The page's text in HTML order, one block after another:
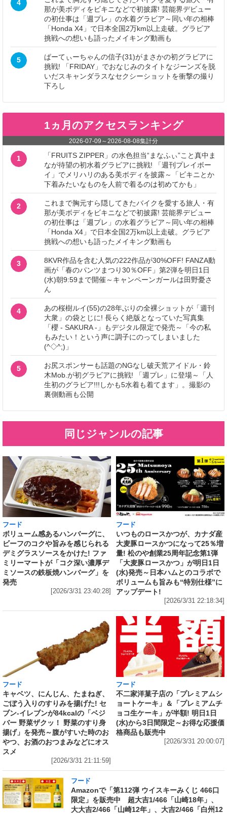
4
那が美ボディをビキニなどで初披露! 芸能界デビュー
の初仕事は「週プレ」の水着グラビア～同い年の相棒
「Honda X4」で日本全国2万km以上走破。グラビア
挑戦への想いも語ったメイキング動画も
5
ぱーてぃーちゃんの信子(31)がまさかの初グラビアに
挑戦! 「FRIDAY」でおなじみのタイトなジーンズを脱
いだスキャンダラスなセクシーショットを衝撃の撮り
下ろし
1ヵ月のアクセスランキング
2026-07-09 ～ 2026-08-08集計分
1
「FRUITS ZIPPER」の水色担当“まなふぃ”こと真中ま
なが待望の初水着グラビアに挑戦! 「週刊プレイボー
イ」でメリハリのある美ボディを披露～「ビキニとか
下着みたいなものを人前で着るのは初めてかも」
2
これまで胸元すら隠してきたバイクを愛する旅人・有
那が美ボディをビキニなどで初披露! 芸能界デビュー
の初仕事は「週プレ」の水着グラビア～同い年の相棒
「Honda X4」で日本全国2万km以上走破。グラビア
挑戦への想いも語ったメイキング動画も
3
8KVR作品を含む人気の222作品が30%OFF! FANZA動
画が「春のパンツまつり30％OFF」第2弾を明日1日
(水)朝9:59まで開催～キャンペーンガールは田野憂さ
ん
4
あの桜樹ルイ(55)の28年ぶりの全裸ショットが「週刊
大衆」の袋とじに! 長らく絶版となっていた写真集
「櫻 - SAKURA -」もデジタル限定で発売～「今の私
もみたい！という声に調子にのってしまいました
(^◇^;)」
5
お尻スポンサーも話題のNGなし破天荒アイドル・鈴
木Mob.が初グラビアに挑戦! 「週プレ」に登場～「人
生初のグラビア!!!しかも5水着も着てます」。撮影の
裏側動画も公開
同じジャンルの記事
フード
ボリューム感あるハンバーグに、
ビーフのコクや旨みを感じられる
デミグラスソースをかけた! ファ
ミリーマートが「コク深い濃厚デ
ミソースの鉄板焼ハンバーグ」を
発売
[2026/3/31 23:40:28]
フード
いつものロースかつが、カナダ産
大麦豚ロースかつになって25％増
量! 松のや創業25周年記念第1弾
「大麦豚ロースかつ」が明日1日
(水)発売～日本ハムとのコラボで
ボリュームも旨みも“特別仕様”に
アップデート!
[2026/3/31 22:18:34]
フード
キャベツ、にんじん、たまねぎ、
ごぼう入りのすりみを揚げた! セ
ブン‐イレブンが84kcalの「ベジ
バー 野菜ザクッ！ 野菜のすり身
揚げ」を発売～腹がすいた時のお
やつ、お酒のおつまみなどにオス
スメ
[2026/3/31 21:11:59]
フード
不二家洋菓子店の「プレミアムシ
ョートケーキ」＆「プレミアムチ
ョコ生ケーキ」が半額! 明日1日
(水)から3日間限定～お得な応援価
格商品も販売中
[2026/3/31 20:00:07]
フード
Amazonで「第112弾 ウイスキーみくじ 466口
限定」を販売中 超大吉1/466「山崎18年」、
大大吉2/466「山崎12年」、大吉2/466「白州12